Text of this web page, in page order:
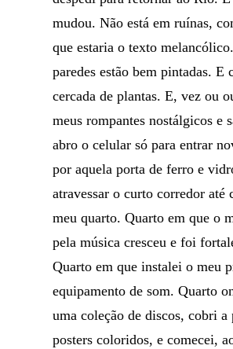
mudou. Não está em ruínas,
que estaria o texto
paredes estão bem pintadas. E
cercada de plantas. E, vez ou
meus rompantes nostálgicos e
abro o celular só para entrar
por aquela porta de ferro e
atravessar o curto corredor até
meu quarto. Quarto em que o
pela música cresceu e foi
Quarto em que instalei o meu
equipamento de som. Quarto
uma coleção de discos, cobri a
posters coloridos, e comecei,